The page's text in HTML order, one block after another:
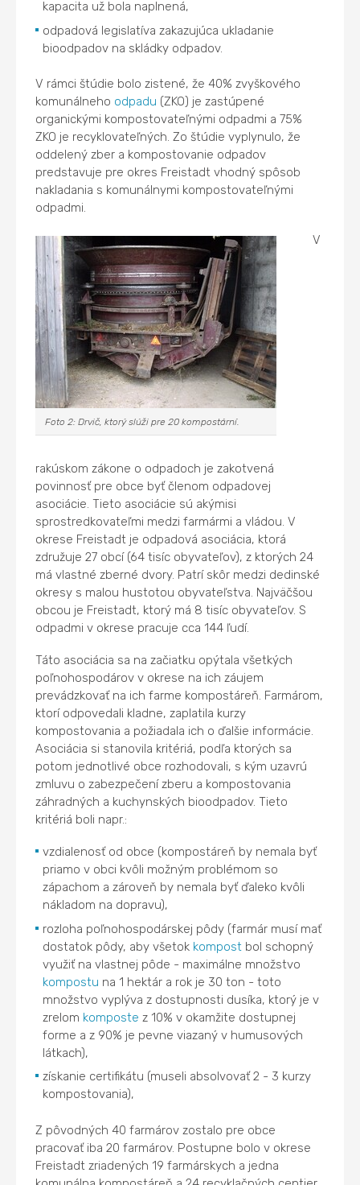
kapacita už bola naplnená,
odpadová legislatíva zakazujúca ukladanie
bioodpadov na skládky odpadov.
V rámci štúdie bolo zistené, že 40% zvyškového
komunálneho odpadu (ZKO) je zastúpené
organickými kompostovateľnými odpadmi a 75%
ZKO je recyklovateľných. Zo štúdie vyplynulo, že
oddelený zber a kompostovanie odpadov
predstavuje pre okres Freistadt vhodný spôsob
nakladania s komunálnymi kompostovateľnými
odpadmi.
Foto 2: Drvič, ktorý slúži pre 20 kompostární.
V
rakúskom zákone o odpadoch je zakotvená
povinnosť pre obce byť členom odpadovej
asociácie. Tieto asociácie sú akýmisi
sprostredkovateľmi medzi farmármi a vládou. V
okrese Freistadt je odpadová asociácia, ktorá
združuje 27 obcí (64 tisíc obyvateľov), z ktorých 24
má vlastné zberné dvory. Patrí skôr medzi dedinské
okresy s malou hustotou obyvateľstva. Najväčšou
obcou je Freistadt, ktorý má 8 tisíc obyvateľov. S
odpadmi v okrese pracuje cca 144 ľudí.
Táto asociácia sa na začiatku opýtala všetkých
poľnohospodárov v okrese na ich záujem
prevádzkovať na ich farme kompostáreň. Farmárom,
ktorí odpovedali kladne, zaplatila kurzy
kompostovania a požiadala ich o ďalšie informácie.
Asociácia si stanovila kritériá, podľa ktorých sa
potom jednotlivé obce rozhodovali, s kým uzavrú
zmluvu o zabezpečení zberu a kompostovania
záhradných a kuchynských bioodpadov. Tieto
kritériá boli napr.:
vzdialenosť od obce (kompostáreň by nemala byť
priamo v obci kvôli možným problémom so
zápachom a zároveň by nemala byť ďaleko kvôli
nákladom na dopravu),
rozloha poľnohospodárskej pôdy (farmár musí mať
dostatok pôdy, aby všetok kompost bol schopný
využiť na vlastnej pôde - maximálne množstvo
kompostu na 1 hektár a rok je 30 ton - toto
množstvo vyplýva z dostupnosti dusíka, ktorý je v
zrelom komposte z 10% v okamžite dostupnej
forme a z 90% je pevne viazaný v humusových
látkach),
získanie certifikátu (museli absolvovať 2 - 3 kurzy
kompostovania),
Z pôvodných 40 farmárov zostalo pre obce
pracovať iba 20 farmárov. Postupne bolo v okrese
Freistadt zriadených 19 farmárskych a jedna